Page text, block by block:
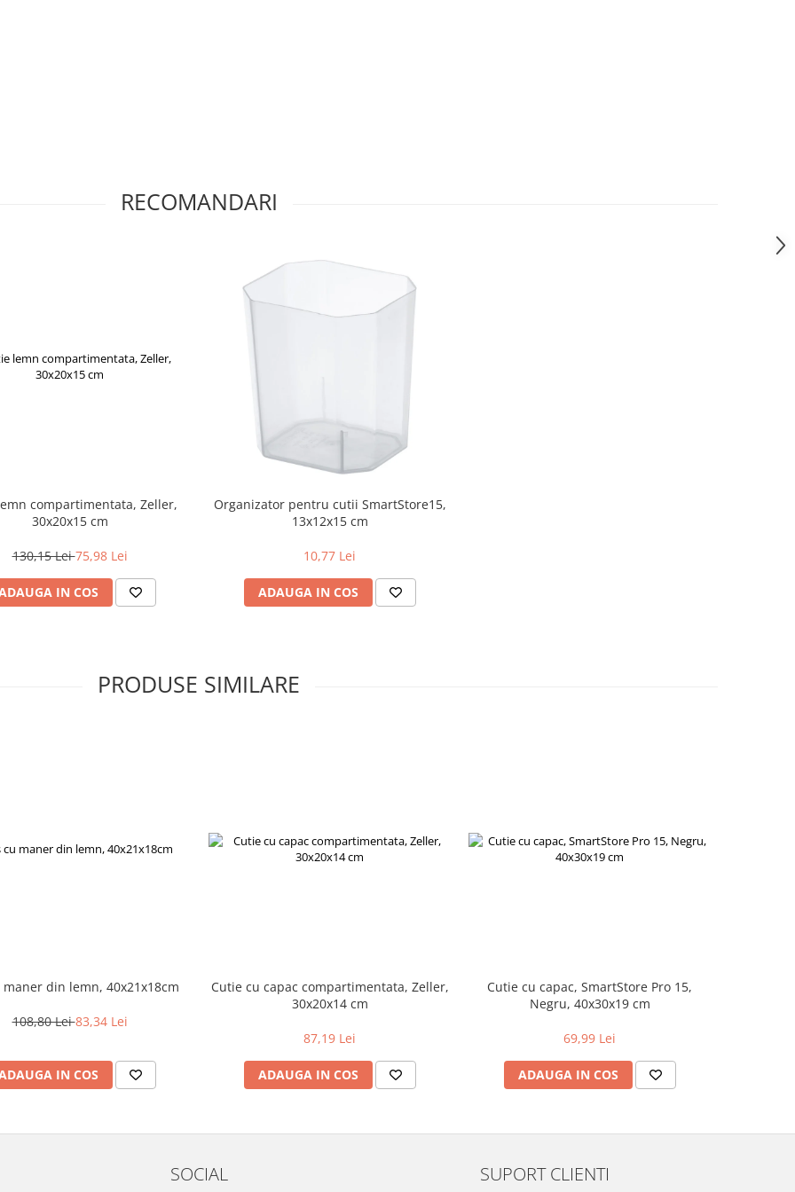
RECOMANDARI
compartimentata, Zeller,
30x20x15 cm
130,15 Lei75,98 Lei
IN COS
Organizator pentru cutii SmartStore15,
13x12x15 cm
10,77 Lei
ADAUGA IN COS
PRODUSE SIMILARE
maner din lemn, 40x21x18cm
108,80 Lei83,34 Lei
IN COS
Cutie cu capac compartimentata, Zeller,
30x20x14 cm
87,19 Lei
ADAUGA IN COS
Cutie cu capac, SmartStore Pro 15,
Negru, 40x30x19 cm
69,99 Lei
ADAUGA IN COS
SOCIAL SUPORT CLIENTI